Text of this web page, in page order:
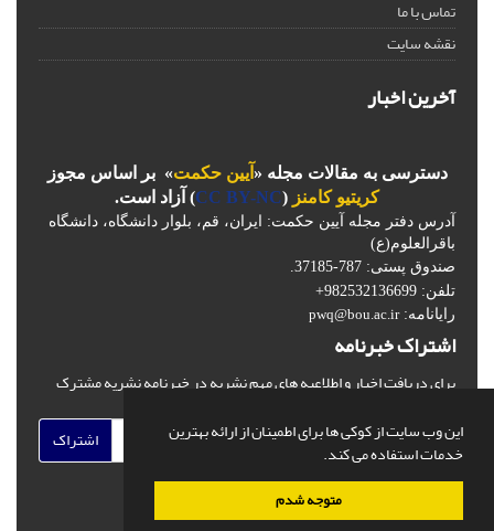
این وب سایت از کوکی ها برای اطمینان از ارائه بهترین
خدمات استفاده می کند.
متوجه شدم
تماس با ما
نقشه سایت
آخرین اخبار
دسترسی به مقالات مجله « آیین حکمت» بر اساس مجوز
کریتیو کامنز (
CC BY-NC) آزاد است.
آدرس دفتر مجله آیین حکمت: ایران، قم، بلوار دانشگاه، دانشگاه
باقرالعلوم(ع)
صندوق پستی: 787-37185.
تلفن: 982532136699+
رایانامه:pwq@bou.ac.ir
اشتراک خبرنامه
برای دریافت اخبار و اطلاعیه های مهم نشریه در خبرنامه نشریه مشترک
اشتراک